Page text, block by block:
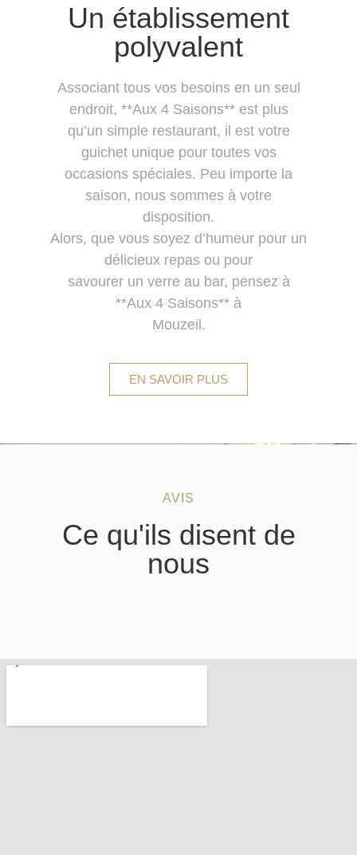
Un établissement
polyvalent
Associant tous vos besoins en un seul
endroit, **Aux 4 Saisons** est plus
qu’un simple restaurant, il est votre
guichet unique pour toutes vos
occasions spéciales. Peu importe la
saison, nous sommes à votre
disposition.
Alors, que vous soyez d’humeur pour un
délicieux repas ou pour
savourer un verre au bar, pensez à
**Aux 4 Saisons** à
Mouzeil.
EN SAVOIR PLUS
AVIS
Ce qu'ils disent de
nous